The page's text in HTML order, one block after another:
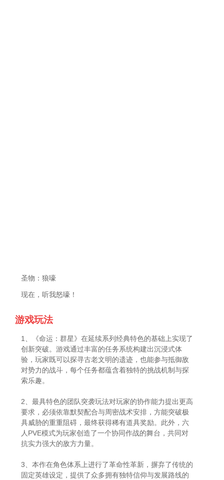
圣物：狼嚎
现在，听我怒嚎！
游戏玩法
1、《命运：群星》在延续系列经典特色的基础上实现了
创新突破。游戏通过丰富的任务系统构建出沉浸式体
验，玩家既可以探寻古老文明的遗迹，也能参与抵御敌
对势力的战斗，每个任务都蕴含着独特的挑战机制与探
索乐趣。
2、最具特色的团队突袭玩法对玩家的协作能力提出更高
要求，必须依靠默契配合与周密战术安排，方能突破极
具威胁的重重阻碍，最终获得稀有道具奖励。此外，六
人PVE模式为玩家创造了一个协同作战的舞台，共同对
抗实力强大的敌方力量。
3、本作在角色体系上进行了革命性革新，摒弃了传统的
固定英雄设定，提供了众多拥有独特信仰与发展路线的